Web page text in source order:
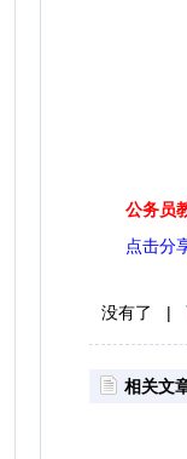
公务员
点击分
没有了 |
相关文